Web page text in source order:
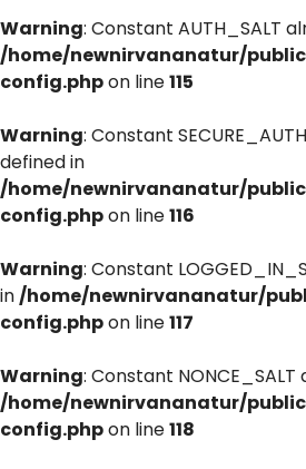
Warning: Constant AUTH_SALT
/home/newnirvananatur/
config.phpon line115
Warning: Constant
defined in
/home/newnirvananatur/
config.phpon line116
Warning: Constant
in/home/newnirvananatur/
config.phpon line117
Warning: Constant
/home/newnirvananatur/
config.phpon line118